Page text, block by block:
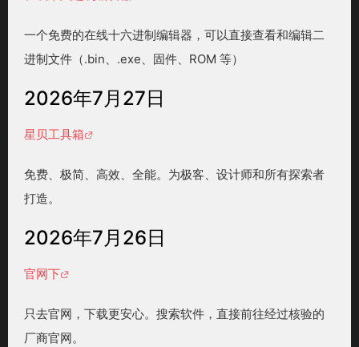
一个免费的在线十六进制编辑器，可以直接查看和编辑二
进制文件（.bin、.exe、固件、ROM 等）
2026年7月27日
星贝工具箱
免费、极简、高效、全能。为极客、设计师和所有探索者
打造。
2026年7月26日
官网下
只去官网，下载更安心。搜索软件，直接前往经过核验的
厂商官网。